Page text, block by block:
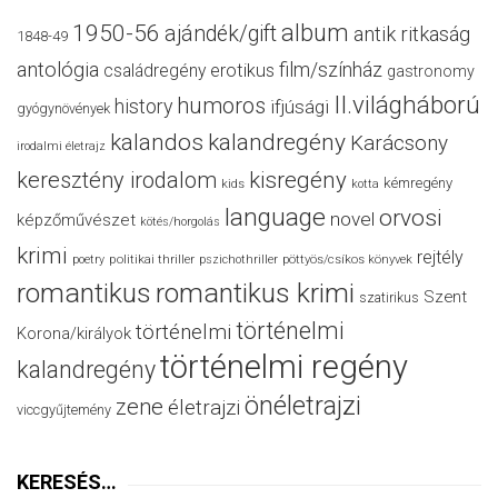
1848-49 1950-56 ajándék/giftalbum antik ritkaság
antológia családregény erotikus film/színház gastronomy
gyógynövények history humoros ifjúsági II.világháború
irodalmi életrajz kalandos kalandregény Karácsony
keresztény irodalom kids kisregény kotta kémregény
képzőművészet kötés/horgolás language novel orvosi
krimi poetry politikai thriller pszichothriller pöttyös/csíkos könyvek rejtély
romantikus romantikus krimi szatirikus Szent
Korona/királyok történelmi történelmi
kalandregénytörténelmi regény
viccgyűjtemény zene életrajzi önéletrajzi
KERESÉS…